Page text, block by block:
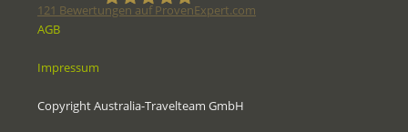
Spezialisten
121 Bewertungen auf ProvenExpert.com
AGB
Impressum
Copyright Australia-Travelteam GmbH